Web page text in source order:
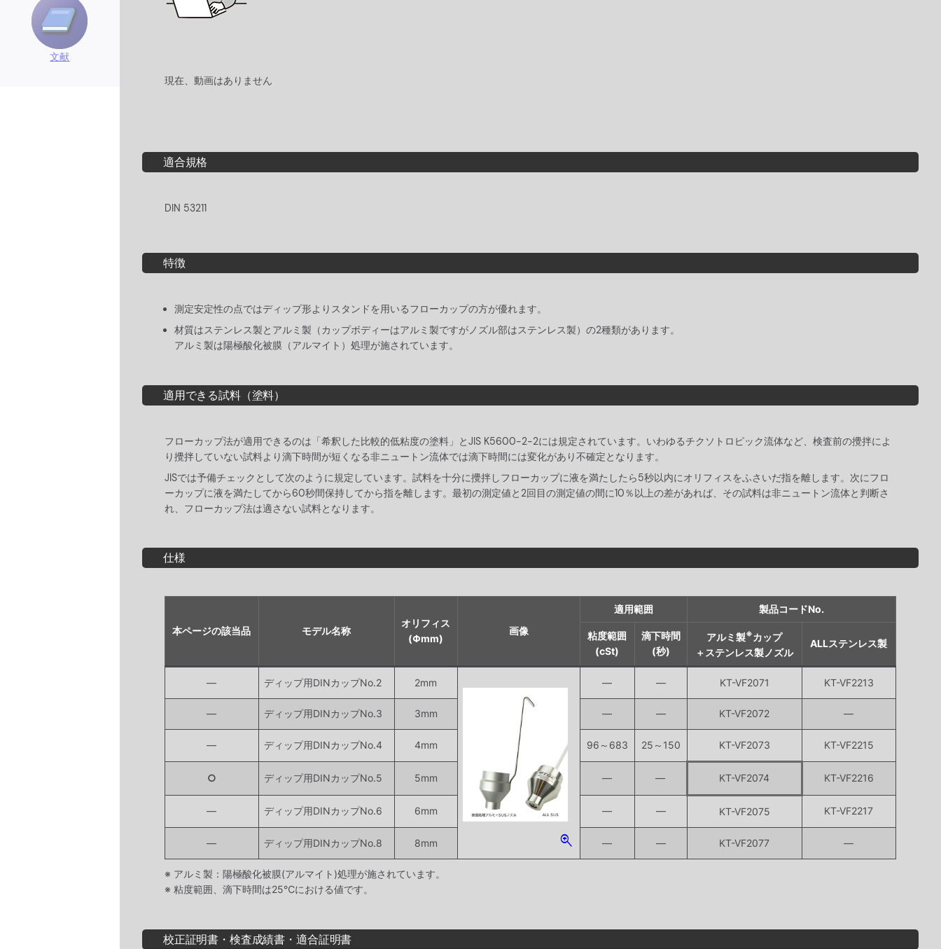
文献
現在、動画はありません
適合規格
DIN 53211
特徴
測定安定性の点ではディップ形よりスタンドを用いるフローカップの方が優れます。
材質はステンレス製とアルミ製（カップボディーはアルミ製ですがノズル部はステンレス製）の2種類があります。
アルミ製は陽極酸化被膜（アルマイト）処理が施されています。
適用できる試料（塗料）
フローカップ法が適用できるのは「希釈した比較的低粘度の塗料」とJIS K5600-2-2には規定されています。いわゆるチクソトロピック流体など、検査前の攪拌によ
り攪拌していない試料より滴下時間が短くなる非ニュートン流体では滴下時間には変化があり不確定となります。
JISでは予備チェックとして次のように規定しています。試料を十分に攪拌しフローカップに液を満たしたら5秒以内にオリフィスをふさいだ指を離します。次にフロ
ーカップに液を満たしてから60秒間保持してから指を離します。最初の測定値と2回目の測定値の間に10％以上の差があれば、その試料は非ニュートン流体と判断さ
れ、フローカップ法は適さない試料となります。
仕様
本ページの該当品 モデル名称
オリフィス
(Φmm)
画像
適用範囲 製品コードNo.
粘度範囲
(cSt)
滴下時間
(秒)
アルミ製※カップ
＋ステンレス製ノズル
ALLステンレス製
― ディップ用DINカップNo.2 2mm
zoom_in
― ― KT-VF2071 KT-VF2213
― ディップ用DINカップNo.3 3mm ― ― KT-VF2072 ―
― ディップ用DINカップNo.4 4mm 96～683 25～150 KT-VF2073 KT-VF2215
○ ディップ用DINカップNo.5 5mm ― ― KT-VF2074 KT-VF2216
― ディップ用DINカップNo.6 6mm ― ― KT-VF2075 KT-VF2217
― ディップ用DINカップNo.8 8mm ― ― KT-VF2077 ―
※ アルミ製：陽極酸化被膜(アルマイト)処理が施されています。
※ 粘度範囲、滴下時間は25℃における値です。
校正証明書・検査成績書・適合証明書